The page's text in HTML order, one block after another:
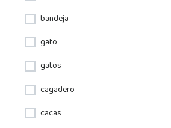
bandeja
gato
gatos
cagadero
cacas